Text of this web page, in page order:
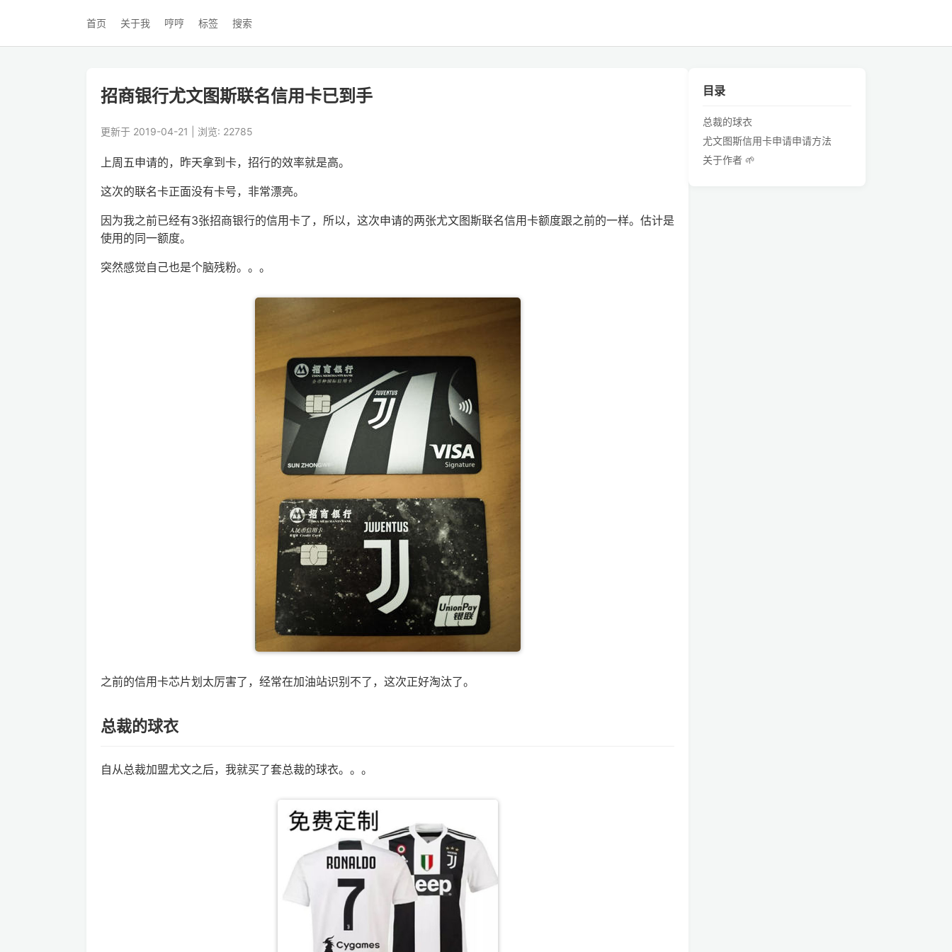
首页 关于我 哼哼 标签 搜索
招商银行尤文图斯联名信用卡已到手
更新于 2019-04-21 | 浏览: 22785
上周五申请的，昨天拿到卡，招行的效率就是高。
这次的联名卡正面没有卡号，非常漂亮。
因为我之前已经有3张招商银行的信用卡了，所以，这次申请的两张尤文图斯联名信用卡额度跟之前的一样。估计是
使用的同一额度。
突然感觉自己也是个脑残粉。。。
之前的信用卡芯片划太厉害了，经常在加油站识别不了，这次正好淘汰了。
总裁的球衣
自从总裁加盟尤文之后，我就买了套总裁的球衣。。。
目录
总裁的球衣
尤文图斯信用卡申请申请方法
关于作者 🌱